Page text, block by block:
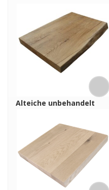
Alteiche unbehandelt